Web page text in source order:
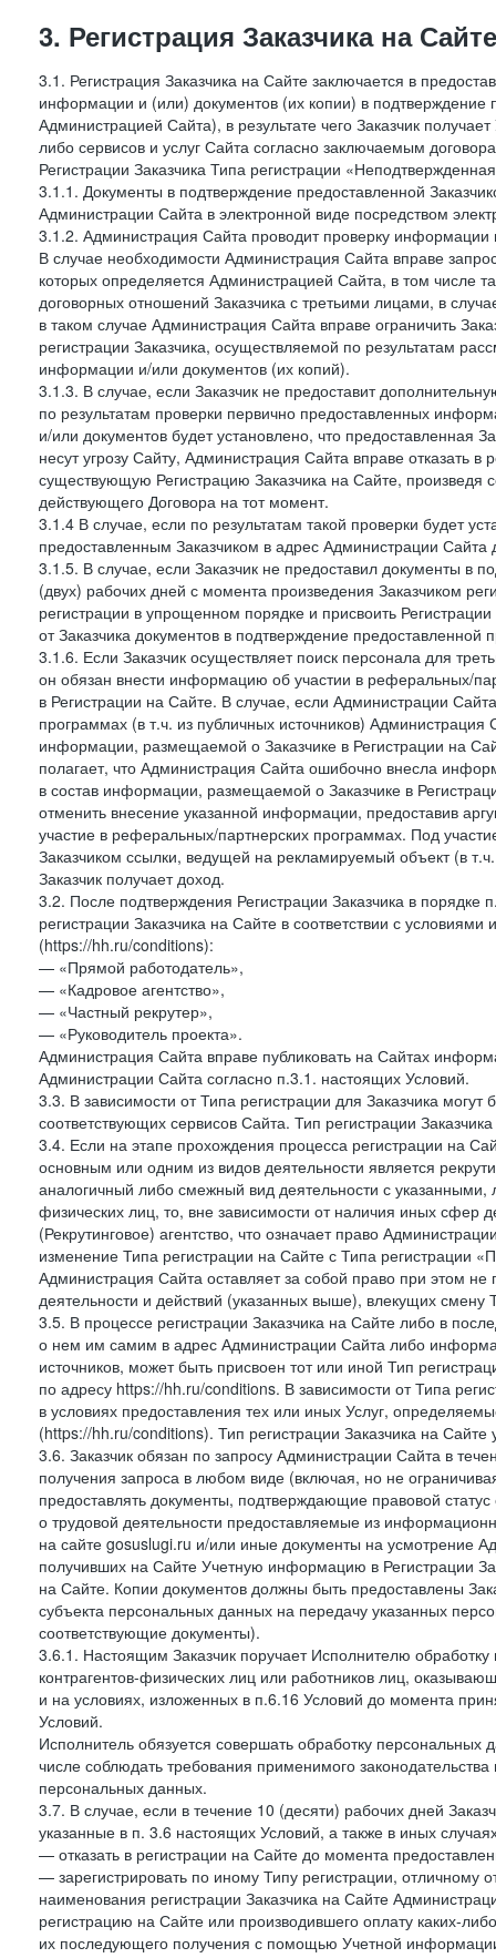
3. Регистрация Заказчика на Сайте
3.1. Регистрация Заказчика на Сайте заключается в
информации и (или) документов (их копии) в
Администрацией Сайта), в результате чего Заказчик
либо сервисов и услуг Сайта согласно заключаемым
Регистрации Заказчика Типа регистрации
3.1.1. Документы в подтверждение предоставленной
Администрации Сайта в электронной виде посредством
3.1.2. Администрация Сайта проводит проверку информации
В случае необходимости Администрация Сайта вправе
которых определяется Администрацией Сайта, в том числе
договорных отношений Заказчика с третьими лицами, в
в таком случае Администрация Сайта вправе ограничить
регистрации Заказчика, осуществляемой по результатам
информации и/или документов (их копий).
3.1.3. В случае, если Заказчик не предоставит
по результатам проверки первично предоставленных
и/или документов будет установлено, что предоставленная
несут угрозу Сайту, Администрация Сайта вправе отказать
существующую Регистрацию Заказчика на Сайте, произведя
действующего Договора на тот момент.
3.1.4 В случае, если по результатам такой проверки будет
предоставленным Заказчиком в адрес Администрации
3.1.5. В случае, если Заказчик не предоставил документы в
(двух) рабочих дней с момента произведения Заказчиком
регистрации в упрощенном порядке и присвоить
от Заказчика документов в подтверждение
3.1.6. Если Заказчик осуществляет поиск персонала для
он обязан внести информацию об участии в реферальных/
в Регистрации на Сайте. В случае, если Администрации
программах (в т.ч. из публичных источников)
информации, размещаемой о Заказчике в Регистрации на
полагает, что Администрация Сайта ошибочно внесла
в состав информации, размещаемой о Заказчике в
отменить внесение указанной информации, предоставив
участие в реферальных/партнерских программах. Под
Заказчиком ссылки, ведущей на рекламируемый объект (в
Заказчик получает доход.
3.2. После подтверждения Регистрации Заказчика в
регистрации Заказчика на Сайте в соответствии с
(https://hh.ru/conditions):
— «Прямой работодатель»,
— «Кадровое агентство»,
— «Частный рекрутер»,
— «Руководитель проекта».
Администрация Сайта вправе публиковать на Сайтах
Администрации Сайта согласно п.3.1. настоящих Условий.
3.3. В зависимости от Типа регистрации для Заказчика
соответствующих сервисов Сайта. Тип регистрации
3.4. Если на этапе прохождения процесса регистрации на
основным или одним из видов деятельности является
аналогичный либо смежный вид деятельности с
физических лиц, то, вне зависимости от наличия иных сфер
(Рекрутинговое) агентство, что означает право
изменение Типа регистрации на Сайте с Типа регистрации
Администрация Сайта оставляет за собой право при этом не
деятельности и действий (указанных выше), влекущих смену
3.5. В процессе регистрации Заказчика на Сайте либо в
о нем им самим в адрес Администрации Сайта либо
источников, может быть присвоен тот или иной Тип
по адресу https://hh.ru/conditions. В зависимости от Типа
в условиях предоставления тех или иных Услуг,
(https://hh.ru/conditions). Тип регистрации Заказчика на
3.6. Заказчик обязан по запросу Администрации Сайта в
получения запроса в любом виде (включая, но не
предоставлять документы, подтверждающие правовой
о трудовой деятельности предоставляемые из
на сайте gosuslugi.ru и/или иные документы на усмотрение
получивших на Сайте Учетную информацию в Регистрации
на Сайте. Копии документов должны быть предоставлены
субъекта персональных данных на передачу указанных
соответствующие документы).
3.6.1. Настоящим Заказчик поручает Исполнителю
контрагентов-физических лиц или работников лиц,
и на условиях, изложенных в п.6.16 Условий до момента
Условий.
Исполнитель обязуется совершать обработку
числе соблюдать требования применимого
персональных данных.
3.7. В случае, если в течение 10 (десяти) рабочих дней
указанные в п. 3.6 настоящих Условий, а также в иных
— отказать в регистрации на Сайте до момента
— зарегистрировать по иному Типу регистрации, отличному
наименования регистрации Заказчика на Сайте
регистрацию на Сайте или производившего оплату каких-
их последующего получения с помощью Учетной